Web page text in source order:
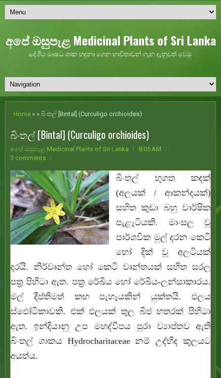
අපේ ඔසුපැළ Medicinal Plants of Sri Lanka
දේශීය ඖෂධ ශාක හඳුනා ගෙන භාවිතාවන් ගැන දැනුවත් වෙමු
Home » » බිංතල් [Bintal] (Curculigo orchioides)
බිංතල් [Bintal] (Curculigo orchioides)
අපේ ඔසුපැළ Medicinal Plants of Sri Lanka
8:05 AM
3 comments
බිංතල් භුගත කඳක්
(අලයක් / ආකන්දයක්)
සහිත කුඩා බහු වාර්ෂික
පැළෑටියකි. මාංසල වූ
පාර්ශවික මුල් දරන කෙටි
හෝ දික් වූ අලටියක්
දරයි. නිර්වෘන්ත හෝ කෙටි වෘන්තයක් සහිත සරල
පත්‍ර පිහිටා ඇත. පත්‍ර රේඛීය හෝ රේඛීය-ලන්සාකාරය.
මල් දීප්තිමත් කහ පැහැයකින් යුක්තයි. ඵලය
ස්ඵෝටිකාවකි. එක් ඵලයක් තුල බීජ හතරක් පිහිටා
ඇත. ඉන්දියානු උප මහද්වීපය පුරා ව්‍යාප්තව ඇති
බිංතල් ශාකය Hydrocharitaceae නම් උද්භිද කුලයට
අයත්ය.